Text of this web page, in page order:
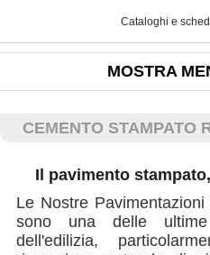
Cataloghi e
MOSTRA
CEMENTO STAMPATO
Il pavimento
Le Nostre
sono una delle
dell'edilizia,